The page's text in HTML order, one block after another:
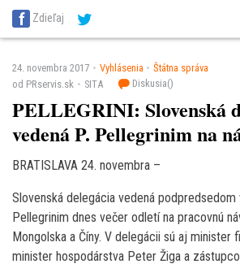
SITA Energetika
SITA Potravinárstvo
Zdieľaj
24. novembra 2017 Vyhlásenia
Štátna správa
od PRservis.sk
SITA Diskusia()
PELLEGRINI: Slovenská
vedená P. Pellegrinim na
BRATISLAVA 24. novembra –
Slovenská delegácia vedená
Pellegrinim dnes večer odletí na pracovnú
Mongolska a Číny. V delegácii sú aj minister
minister hospodárstva Peter Žiga a